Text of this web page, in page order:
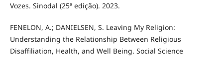
Vozes. Sinodal (25ª edição). 2023.
FENELON, A.; DANIELSEN, S. Leaving My Religion:
Understanding the Relationship Between Religious
Disaffiliation, Health, and Well Being. Social Science